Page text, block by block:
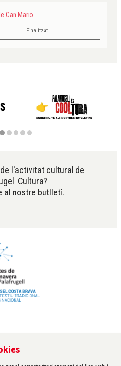
Can Mario
Finalitzat
l'activitat cultural de
Cultura?
al nostre butlletí.
de Palafrugell